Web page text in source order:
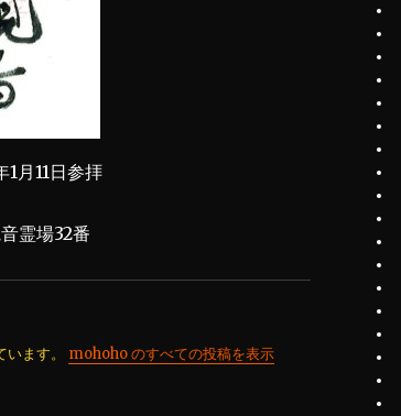
月11日参拝
霊場32番
ます。 mohoho のすべての投稿を表示